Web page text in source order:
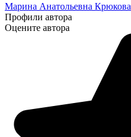
Марина Анатольевна Крюкова
Профили автора
Оцените автора